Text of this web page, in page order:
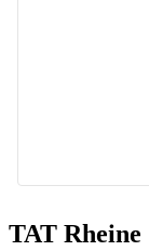
TAT Rheine